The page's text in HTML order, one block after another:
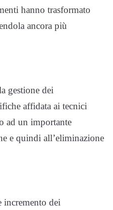
hanno trasformato
ancora più
gestione dei
affidata ai tecnici
ad un importante
e quindi all’eliminazione
incremento dei